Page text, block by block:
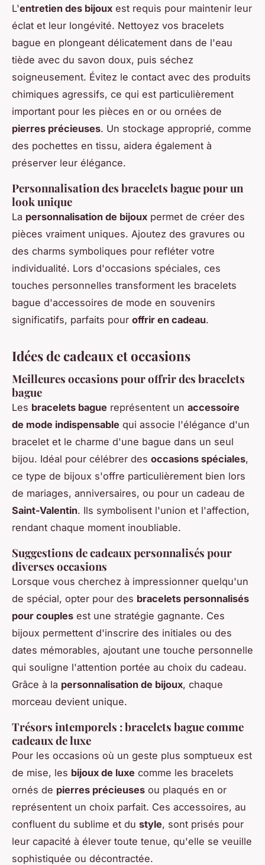
L'entretien des bijoux est requis pour maintenir leur
éclat et leur longévité. Nettoyez vos bracelets
bague en plongeant délicatement dans de l'eau
tiède avec du savon doux, puis séchez
soigneusement. Évitez le contact avec des produits
chimiques agressifs, ce qui est particulièrement
important pour les pièces en or ou ornées de
pierres précieuses. Un stockage approprié, comme
des pochettes en tissu, aidera également à
préserver leur élégance.
Personnalisation des bracelets bague pour un
look unique
La personnalisation de bijoux permet de créer des
pièces vraiment uniques. Ajoutez des gravures ou
des charms symboliques pour refléter votre
individualité. Lors d'occasions spéciales, ces
touches personnelles transforment les bracelets
bague d'accessoires de mode en souvenirs
significatifs, parfaits pour offrir en cadeau.
Idées de cadeaux et occasions
Meilleures occasions pour offrir des bracelets
bague
Les bracelets bague représentent un accessoire
de mode indispensable qui associe l'élégance d'un
bracelet et le charme d'une bague dans un seul
bijou. Idéal pour célébrer des occasions spéciales,
ce type de bijoux s'offre particulièrement bien lors
de mariages, anniversaires, ou pour un cadeau de
Saint-Valentin. Ils symbolisent l'union et l'affection,
rendant chaque moment inoubliable.
Suggestions de cadeaux personnalisés pour
diverses occasions
Lorsque vous cherchez à impressionner quelqu'un
de spécial, opter pour des bracelets personnalisés
pour couples est une stratégie gagnante. Ces
bijoux permettent d'inscrire des initiales ou des
dates mémorables, ajoutant une touche personnelle
qui souligne l'attention portée au choix du cadeau.
Grâce à la personnalisation de bijoux, chaque
morceau devient unique.
Trésors intemporels : bracelets bague comme
cadeaux de luxe
Pour les occasions où un geste plus somptueux est
de mise, les bijoux de luxe comme les bracelets
ornés de pierres précieuses ou plaqués en or
représentent un choix parfait. Ces accessoires, au
confluent du sublime et du style, sont prisés pour
leur capacité à élever toute tenue, qu'elle se veuille
sophistiquée ou décontractée.